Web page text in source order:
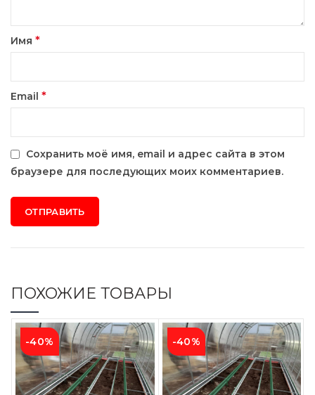
Имя *
Email *
Сохранить моё имя, email и адрес сайта в этом
браузере для последующих моих комментариев.
ПОХОЖИЕ ТОВАРЫ
-40% -40%